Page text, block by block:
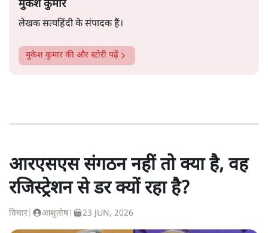
मुकेश कुमार
लेखक सत्यहिंदी के संपादक हैं।
मुकेश कुमार की और स्टोरी पढ़ें
आरएसएस संगठन नहीं तो क्या है, वह
रजिस्ट्रेशन से डर क्यों रहा है?
विचार आशुतोष| 23 JUN, 2026